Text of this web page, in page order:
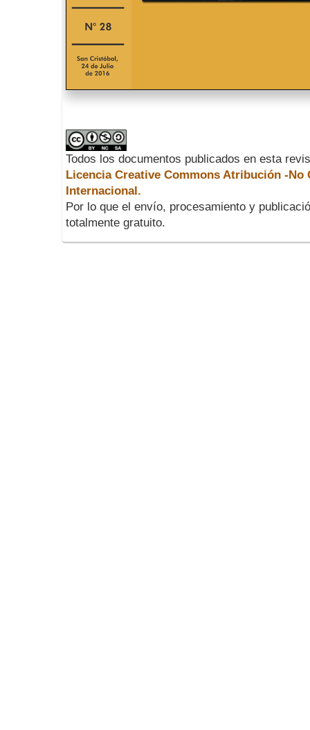
Todos los documentos publicados en esta
Licencia Creative Commons Atribución -
Internacional.
Por lo que el envío, procesamiento y
totalmente gratuito.